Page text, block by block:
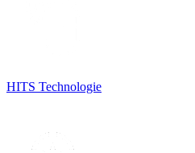
HITS Technologie